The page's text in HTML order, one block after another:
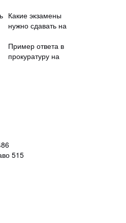
Какие экзамены
нужно сдавать на
Пример ответа в
прокуратуру на
515